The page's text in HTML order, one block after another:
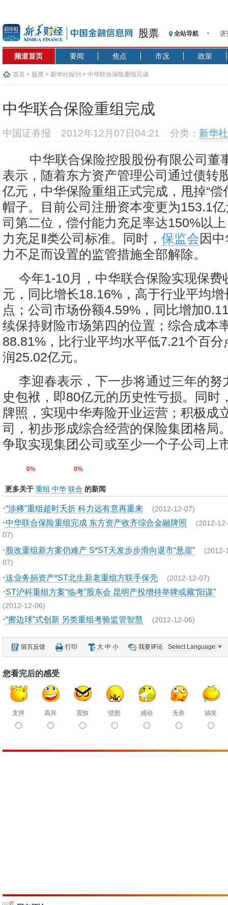
股票 全站导航
济
【
基
济
频道首页 要闻 焦点 市况 政策
首页 > 股票 > 新华社报刊 > 中华联合保险重组完成
中华联合保险重组完成
中国证券报 2012年12月07日04:21 分类： 新华
中华联合保险控股股份有限公司董
表示，随着东方资产管理公司通过债转
亿元，中华保险重组正式完成，甩掉“偿
帽子。目前公司注册资本变更为153.1
司第二位，偿付能力充足率达150%以
力充足Ⅱ类公司标准。同时， 保监会因
力不足而设置的监管措施全部解除。
今年1-10月，中华联合保险实现保费
元，同比增长18.16%，高于行业平均
点；公司市场份额4.59%，同比增加
续保持财险市场第四的位置；综合成本
88.81%，比行业平均水平低7.21个百
润25.02亿元。
李迎春表示，下一步将通过三年的努
史包袱，即80亿元的历史性亏损。同时
牌照，实现中华寿险开业运营；积极成
司，初步形成综合经营的保险集团格局
争取实现集团公司或至少一个子公司上
0% 0%
更多关于 重组 中华 联合 的新闻
·“涉稀”重组超时夭折 科力远有意再重来 (2012-12-07)
·中华联合保险重组完成 东方资产收齐综合金融牌照 (2012-12-
07)
· 股改重组新方案仍难产 S*ST天发步步滑向退市“悬崖” (2012-
07)
·送业务捐资产*ST北生新老重组方联手保壳 (2012-12-07)
·ST沪科重组方案“临考”股东会 昆明产投增持举牌或藏“阳谋”
(2012-12-06)
·“擦边球”式创新 另类重组考验监管智慧 (2012-12-06)
留言反馈 打印 大 中 小 我要评论 Select Language ▼
您看完后的感受
支持 高兴 震惊 愤怒 感动 无奈 搞笑